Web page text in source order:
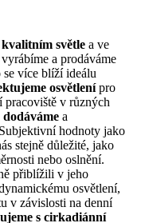
kvalitním světle a ve
a prodáváme
více blíží ideálu
osvětlenípro
pracoviště v různých
a
hodnoty jako
stejně důležité, jako
nebo oslnění.
přiblížili v jeho
osvětlení,
v závislosti na denní
s cirkadiánní